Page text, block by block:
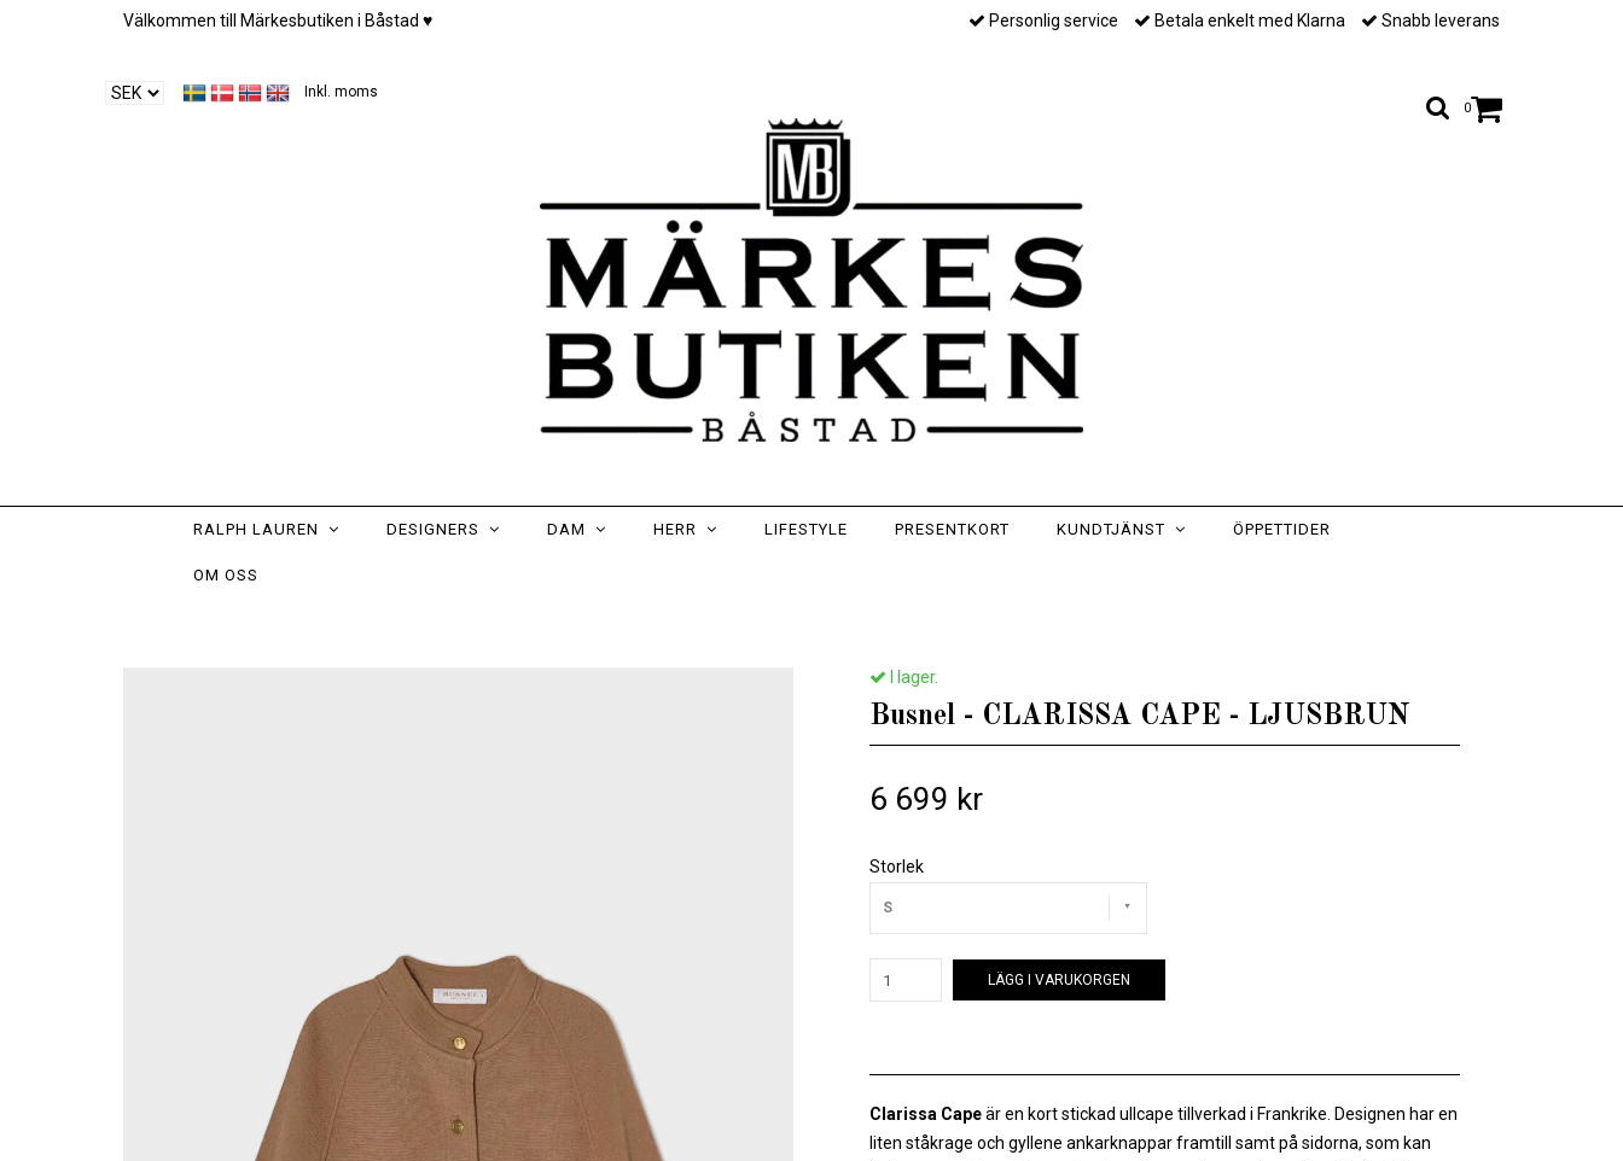
Välkommen till Märkesbutiken i Båstad ♥︎ Personlig service Betala enkelt med Klarna Snabb leverans
0
Inkl. moms
RALPH LAUREN DESIGNERS DAM HERR LIFESTYLE PRESENTKORT KUNDTJÄNST ÖPPETTIDER
OM OSS
I lager.
Busnel - CLARISSA CAPE - LJUSBRUN
6 699 kr
Storlek
S
LÄGG I VARUKORGEN
Clarissa Capeär en kort stickad ullcape tillverkad i Frankrike. Designen har en
liten ståkrage och gyllene ankarknappar framtill samt på sidorna, som kan